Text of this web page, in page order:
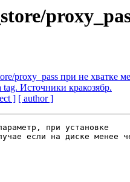
proxy_pass при не хватке
Источники кракозябр.
] [ author ]
при установке
если на диске менее